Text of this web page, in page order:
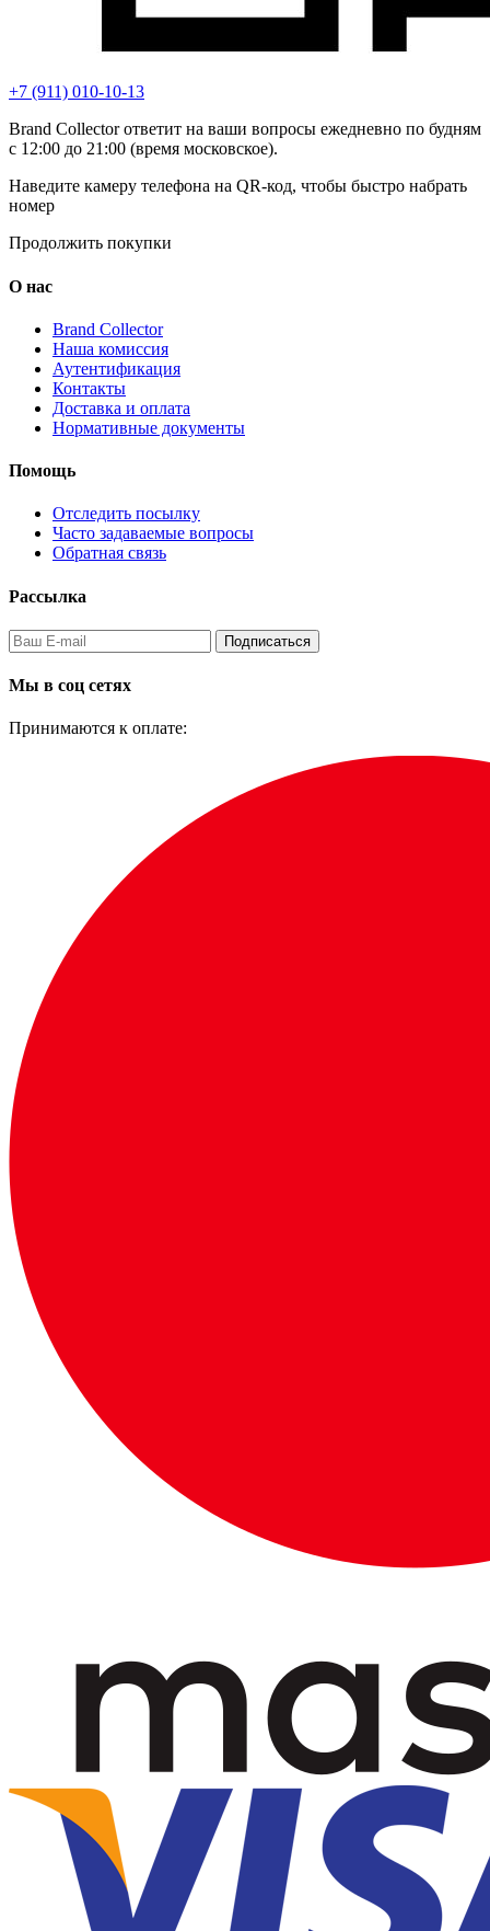
+7 (911) 010-10-13
Brand Collector ответит на ваши вопросы ежедневно по будням
с 12:00 до 21:00 (время московское).
Наведите камеру телефона на QR-код, чтобы быстро набрать
номер
Продолжить покупки
О нас
Brand Collector
Наша комиссия
Аутентификация
Контакты
Доставка и оплата
Нормативные документы
Помощь
Отследить посылку
Часто задаваемые вопросы
Обратная связь
Рассылка
Подписаться
Мы в соц сетях
Принимаются к оплате: